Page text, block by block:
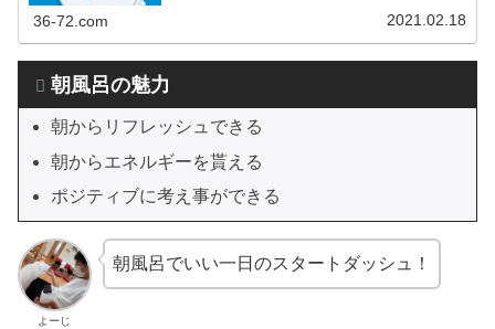
36-72.com 2021.02.18
朝風呂の魅力
朝からリフレッシュできる
朝からエネルギーを貰える
ポジティブに考え事ができる
よーじ
朝風呂でいい一日のスタートダッシュ！